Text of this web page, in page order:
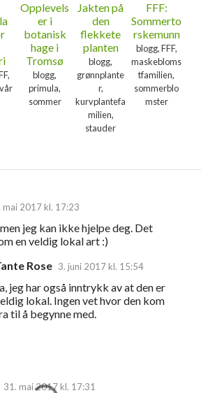
Opplevels
er i
botanisk
hage i
Tromsø
blogg,
primula,
sommer
Jakten på
den
flekkete
planten
blogg,
grønnplante
r,
kurvplantefa
milien,
stauder
FFF:
Sommerto
rskemunn
blogg, FFF,
maskebloms
tfamilien,
sommerblo
mster
mai 2017 kl. 17:23
jeg kan ikke hjelpe deg. Det
en veldig lokal art :)
Rose 3. juni 2017 kl. 15:54
jeg har også inntrykk av at den er
lokal. Ingen vet hvor den kom
til å begynne med.
31. mai 2017 kl. 17:31